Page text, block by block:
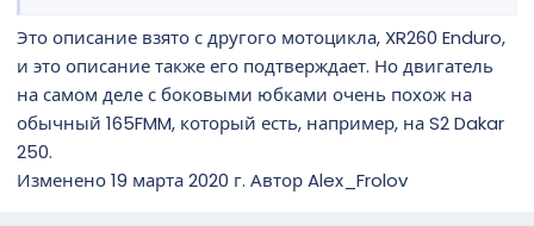
Это описание взято с другого мотоцикла, XR260 Enduro,
и это описание также его подтверждает. Но двигатель
на самом деле с боковыми юбками очень похож на
обычный 165FMM, который есть, например, на S2 Dakar
250.
Изменено 19 марта 2020 г. Автор Alex_Frolov